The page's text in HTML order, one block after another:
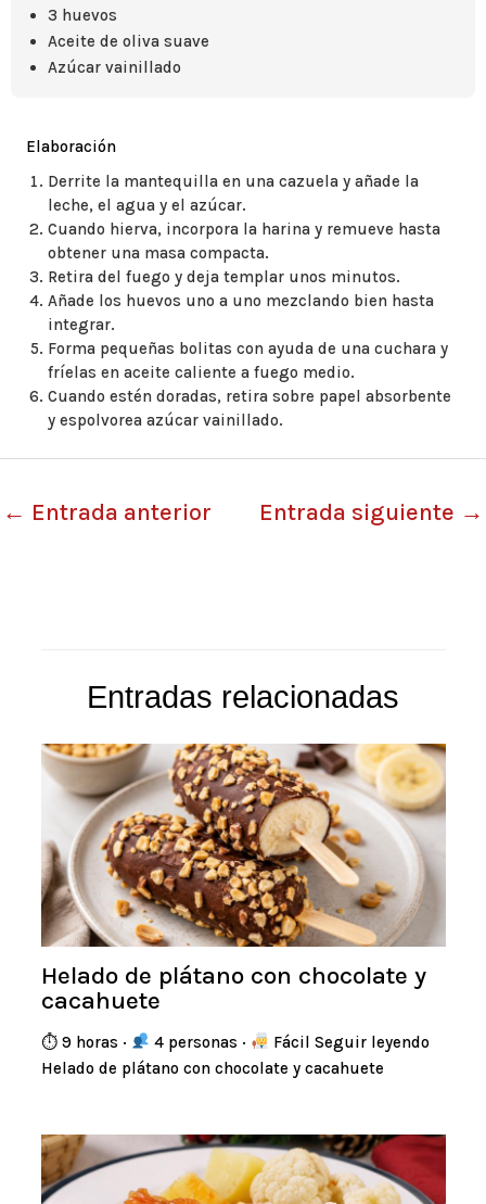
3 huevos
Aceite de oliva suave
Azúcar vainillado
Elaboración
Derrite la mantequilla en una cazuela y añade la
leche, el agua y el azúcar.
Cuando hierva, incorpora la harina y remueve hasta
obtener una masa compacta.
Retira del fuego y deja templar unos minutos.
Añade los huevos uno a uno mezclando bien hasta
integrar.
Forma pequeñas bolitas con ayuda de una cuchara y
fríelas en aceite caliente a fuego medio.
Cuando estén doradas, retira sobre papel absorbente
y espolvorea azúcar vainillado.
← Entrada anterior Entrada siguiente →
Entradas relacionadas
Helado de plátano con chocolate y
cacahuete
⏱ 9 horas · 4 personas ·
Fácil Seguir leyendo
Helado de plátano con chocolate y cacahuete